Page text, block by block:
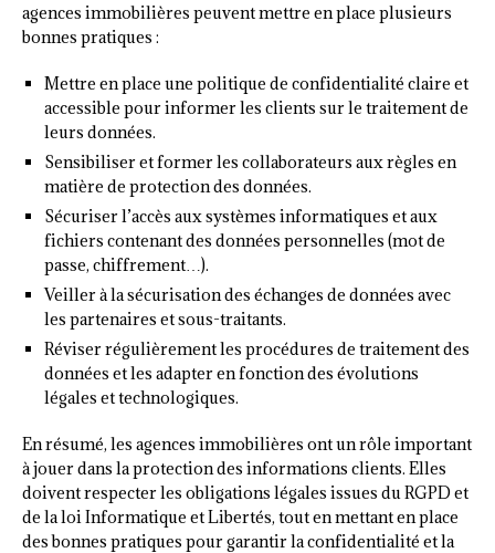
agences immobilières peuvent mettre en place plusieurs
bonnes pratiques :
Mettre en place une politique de confidentialité claire et
accessible pour informer les clients sur le traitement de
leurs données.
Sensibiliser et former les collaborateurs aux règles en
matière de protection des données.
Sécuriser l’accès aux systèmes informatiques et aux
fichiers contenant des données personnelles (mot de
passe, chiffrement…).
Veiller à la sécurisation des échanges de données avec
les partenaires et sous-traitants.
Réviser régulièrement les procédures de traitement des
données et les adapter en fonction des évolutions
légales et technologiques.
En résumé, les agences immobilières ont un rôle important
à jouer dans la protection des informations clients. Elles
doivent respecter les obligations légales issues du RGPD et
de la loi Informatique et Libertés, tout en mettant en place
des bonnes pratiques pour garantir la confidentialité et la